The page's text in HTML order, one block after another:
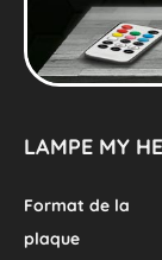
LAMPE MY
Format de la
plaque